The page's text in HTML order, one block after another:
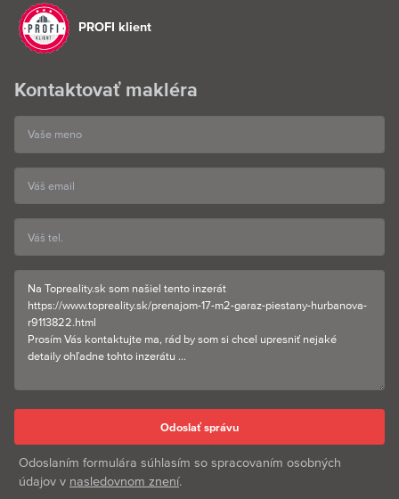
PROFI klient
Kontaktovať makléra
Odoslaním formulára súhlasím so spracovaním osobných
údajov v nasledovnom znení.